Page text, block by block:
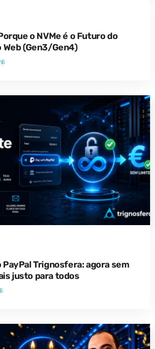
o NVMe é o Futuro do
(Gen3/Gen4)
PayPal Trignosfera: agora sem
justo para todos